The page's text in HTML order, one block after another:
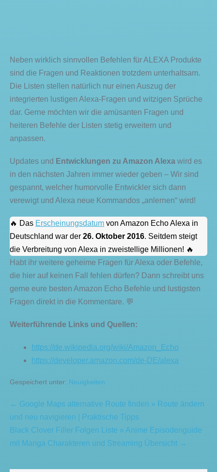
Neben wirklich sinnvollen Befehlen für ALEXA Produkte
sind die Fragen und Reaktionen trotzdem unterhaltsam.
Die Listen stellen natürlich nur einen Auszug der
integrierten lustigen Alexa-Fragen und witzigen Sprüche
dar. Gerne möchten wir die amüsanten Fragen und
heiteren Befehle der Listen stetig erweitern und
anpassen.
Updates und Entwicklungen zu Amazon Alexa wird es
in den nächsten Jahren immer wieder geben – Wir sind
gespannt, welcher humorvolle Entwickler sich dann
verewigt und Alexa neue Kommandos „anlernen“ wird!
🔥 Das Erscheinungsdatum von Amazon Echo Alexa in
Deutschland war der 26. Oktober 2016. Seitdem steigt
die Verbreitung von Alexa in zweistellige Millionen! 🔥
Habt ihr weitere geheime Fragen für Alexa oder Befehle,
die hier auf keinen Fall fehlen dürfen? Dann schreibt uns
gerne eure besten Amazon Echo Befehle und lustigsten
Fragen direkt in die Kommentare. 💬
Weiterführende Links und Quellen:
https://de.wikipedia.org/wiki/Amazon_Echo
https://developer.amazon.com/de-DE/alexa
Gespeichert unter: Neuigkeiten
Beitragsnavigation
← Google Maps alternative Route finden » Route ändern
und neu navigieren | Praktische Tipps
Black Clover Filler Folgen Liste » Anime Episodenguide
mit Manga Charakteren und Streaming Übersicht →